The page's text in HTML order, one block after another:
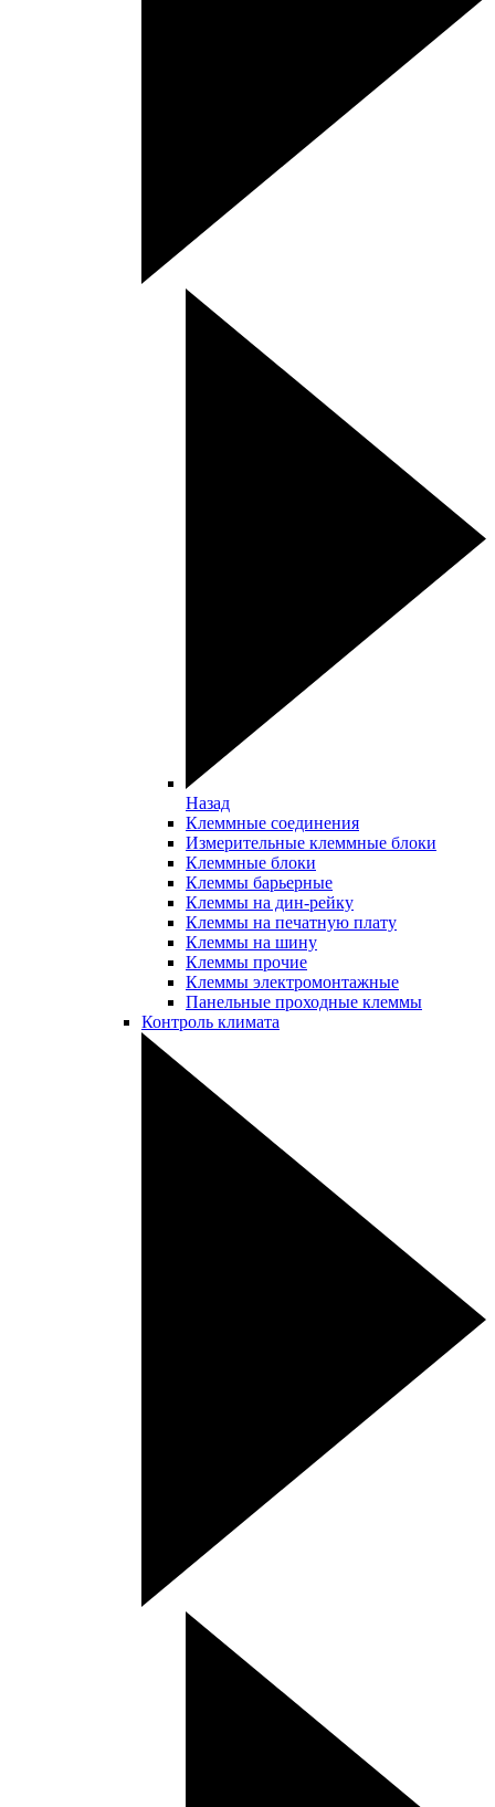
Назад
Клеммные соединения
Измерительные клеммные блоки
Клеммные блоки
Клеммы барьерные
Клеммы на дин-рейку
Клеммы на печатную плату
Клеммы на шину
Клеммы прочие
Клеммы электромонтажные
Панельные проходные клеммы
Контроль климата